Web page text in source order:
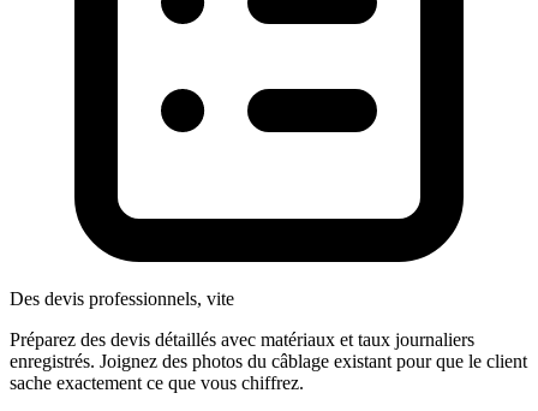
Des devis professionnels, vite
Préparez des devis détaillés avec matériaux et taux journaliers
enregistrés. Joignez des photos du câblage existant pour que le client
sache exactement ce que vous chiffrez.